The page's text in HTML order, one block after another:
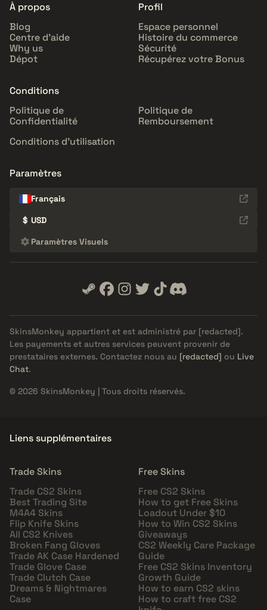
À propos
Blog
Centre d'aide
Why us
Dépot
Profil
Espace personnel
Histoire du commerce
Sécurité
Récupérez votre Bonus
Conditions
Politique de
Confidentialité
Politique de
Remboursement
Conditions d'utilisation
Paramètres
Français
$ USD
Paramètres Visuels
SkinsMonkey appartient et est administré par [redacted].
Les payements et autres services peuvent provenir de
prestataires externes. Contactez nous au [redacted] ou Live
Chat.
© 2026 SkinsMonkey | Tous droits réservés.
Liens supplémentaires
Trade Skins
Trade CS2 Skins
Best Trading Site
M4A4 Skins
Flip Knife Skins
All CS2 Knives
Broken Fang Gloves
Trade AK Case Hardened
Trade Glove Case
Trade Clutch Case
Dreams & Nightmares
Case
Free Skins
Free CS2 Skins
How to get Free Skins
Loadout Under $10
How to Win CS2 Skins
Giveaways
CS2 Weekly Care Package
Guide
Free CS2 Skins Inventory
Growth Guide
How to earn CS2 skins
How to craft free CS2